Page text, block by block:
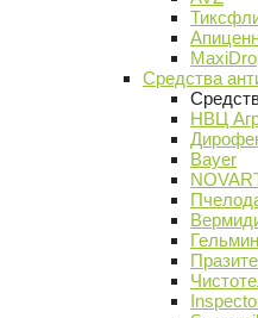
Средства
НВЦ
Bayer